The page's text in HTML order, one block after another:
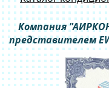
Компания
представителем